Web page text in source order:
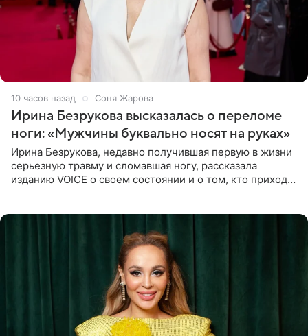
10 часов назад Соня Жарова
Ирина Безрукова высказалась о переломе
ноги: «Мужчины буквально носят на руках»
Ирина Безрукова, недавно получившая первую в жизни
серьезную травму и сломавшая ногу, рассказала
изданию VOICE о своем состоянии и о том, кто приходит